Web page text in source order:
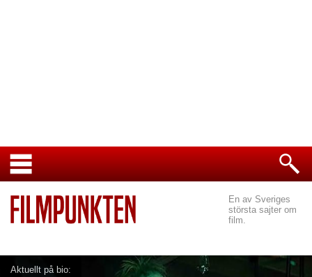
En av Sveriges
största sajter om
film.
Aktuellt på bio: